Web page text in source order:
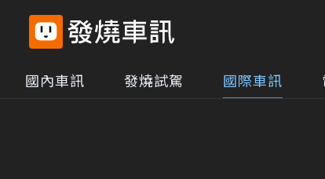
國內車訊 發燒試駕 國際車訊